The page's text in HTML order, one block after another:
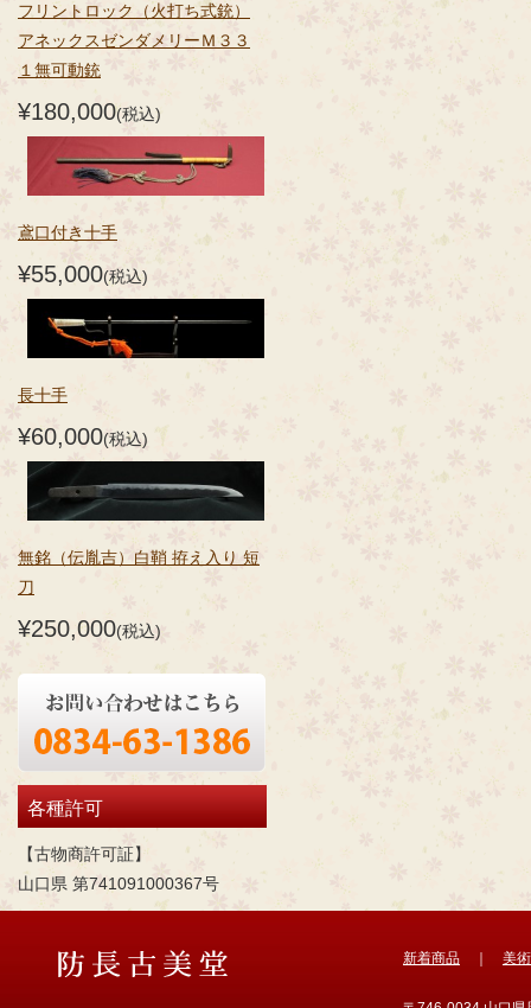
フリントロック（火打ち式銃）
アネックスゼンダメリーＭ３３
１無可動銃
¥180,000(税込)
鳶口付き十手
¥55,000(税込)
長十手
¥60,000(税込)
無銘（伝胤吉）白鞘 拵え入り 短
刀
¥250,000(税込)
各種許可
【古物商許可証】
山口県 第741091000367号
新着商品 美